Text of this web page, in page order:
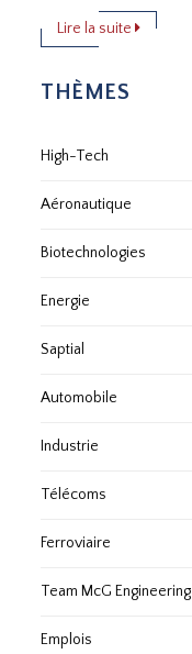
Lire la suite
THÈMES
High-Tech
Aéronautique
Biotechnologies
Energie
Saptial
Automobile
Industrie
Télécoms
Ferroviaire
Team McG Engineering
Emplois